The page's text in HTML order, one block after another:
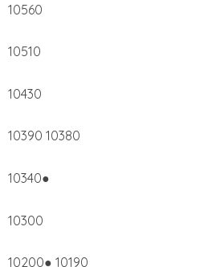
10560
10510
10430
10390 10380
10340●
10300
10200● 10190